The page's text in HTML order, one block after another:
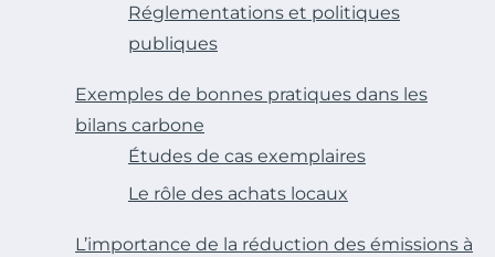
Réglementations et politiques
publiques
Exemples de bonnes pratiques dans les
bilans carbone
Études de cas exemplaires
Le rôle des achats locaux
L’importance de la réduction des émissions à